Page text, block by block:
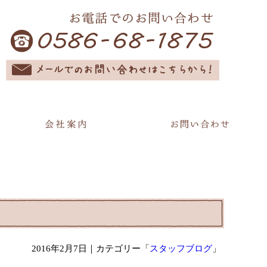
2016年2月7日 ｜カテゴリー「 スタッフブログ 」